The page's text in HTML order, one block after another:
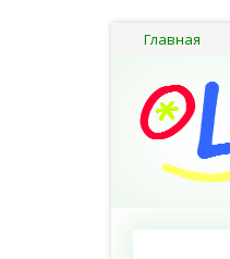
Главная